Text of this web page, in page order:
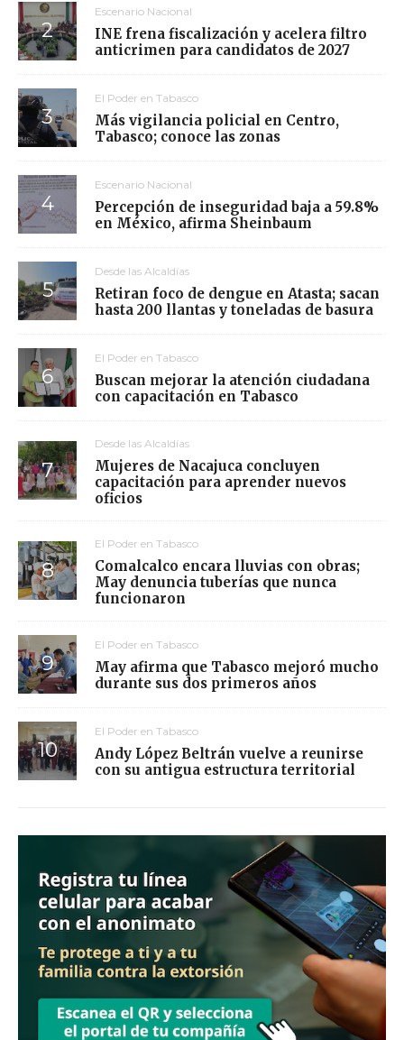
Escenario Nacional
INE frena fiscalización y acelera filtro
anticrimen para candidatos de 2027
El Poder en Tabasco
Más vigilancia policial en Centro,
Tabasco; conoce las zonas
Escenario Nacional
Percepción de inseguridad baja a 59.8%
en México, afirma Sheinbaum
Desde las Alcaldías
Retiran foco de dengue en Atasta; sacan
hasta 200 llantas y toneladas de basura
El Poder en Tabasco
Buscan mejorar la atención ciudadana
con capacitación en Tabasco
Desde las Alcaldías
Mujeres de Nacajuca concluyen
capacitación para aprender nuevos
oficios
El Poder en Tabasco
Comalcalco encara lluvias con obras;
May denuncia tuberías que nunca
funcionaron
El Poder en Tabasco
May afirma que Tabasco mejoró mucho
durante sus dos primeros años
El Poder en Tabasco
Andy López Beltrán vuelve a reunirse
con su antigua estructura territorial